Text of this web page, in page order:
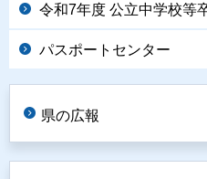
令和7年度 公立中学校等
パスポートセンター
県の広報